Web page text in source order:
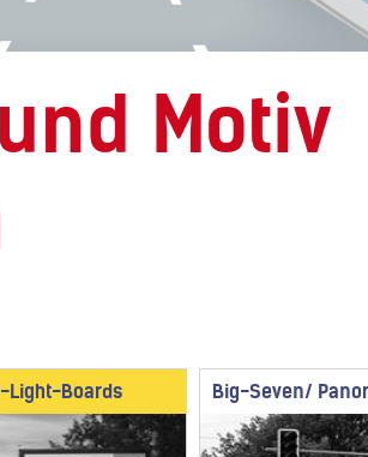
Motiv
Light-Boards Big-Seven/